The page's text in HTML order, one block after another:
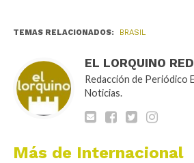
TEMAS RELACIONADOS: BRASIL
EL LORQUINO
Redacción de Periódico
Noticias.
Más de Internacional